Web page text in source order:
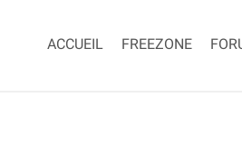
ACCUEIL FREEZONE